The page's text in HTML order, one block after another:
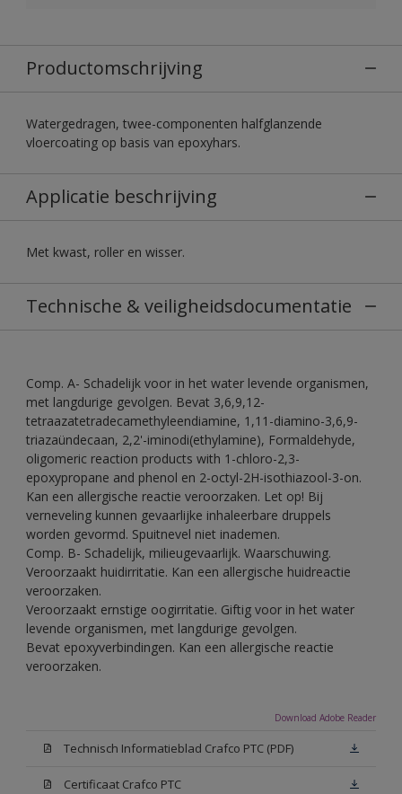
Productomschrijving
Watergedragen, twee-componenten halfglanzende
vloercoating op basis van epoxyhars.
Applicatie beschrijving
Met kwast, roller en wisser.
Technische & veiligheidsdocumentatie
Comp. A- Schadelijk voor in het water levende organismen,
met langdurige gevolgen. Bevat 3,6,9,12-
tetraazatetradecamethyleendiamine, 1,11-diamino-3,6,9-
triazaündecaan, 2,2'-iminodi(ethylamine), Formaldehyde,
oligomeric reaction products with 1-chloro-2,3-
epoxypropane and phenol en 2-octyl-2H-isothiazool-3-on.
Kan een allergische reactie veroorzaken. Let op! Bij
verneveling kunnen gevaarlijke inhaleerbare druppels
worden gevormd. Spuitnevel niet inademen.
Comp. B- Schadelijk, milieugevaarlijk. Waarschuwing.
Veroorzaakt huidirritatie. Kan een allergische huidreactie
veroorzaken.
Veroorzaakt ernstige oogirritatie. Giftig voor in het water
levende organismen, met langdurige gevolgen.
Bevat epoxyverbindingen. Kan een allergische reactie
veroorzaken.
Download Adobe Reader
Technisch Informatieblad Crafco PTC (PDF)
Certificaat Crafco PTC